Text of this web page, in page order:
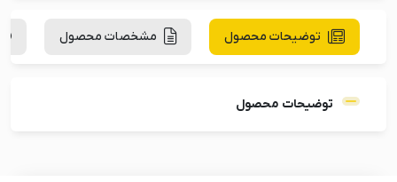
توضیحات محصول مشخصات محصول
توضیحات محصول